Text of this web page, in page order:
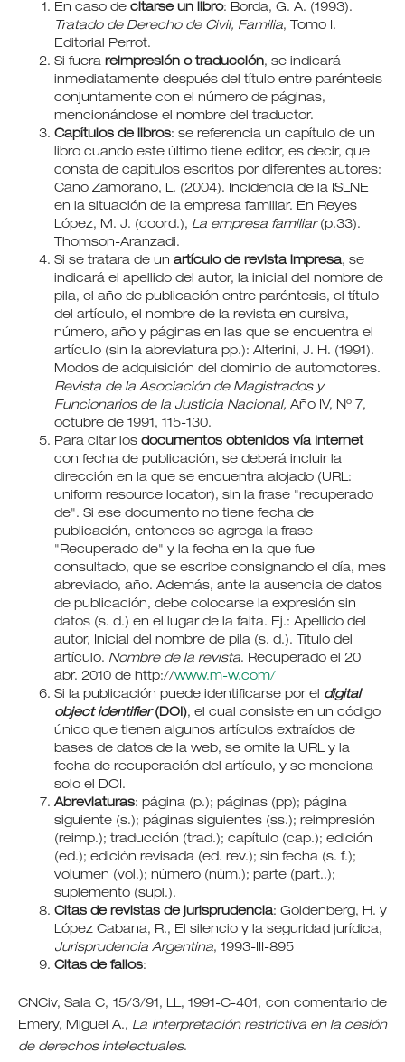
En caso de citarse un libro: Borda, G. A. (1993).
Tratado de Derecho de Civil, Familia, Tomo I.
Editorial Perrot.
Si fuera reimpresión o traducción, se indicará
inmediatamente después del título entre paréntesis
conjuntamente con el número de páginas,
mencionándose el nombre del traductor.
Capítulos de libros: se referencia un capítulo de un
libro cuando este último tiene editor, es decir, que
consta de capítulos escritos por diferentes autores:
Cano Zamorano, L. (2004). Incidencia de la ISLNE
en la situación de la empresa familiar. En Reyes
López, M. J. (coord.), La empresa familiar (p.33).
Thomson-Aranzadi.
Si se tratara de un artículo de revista impresa, se
indicará el apellido del autor, la inicial del nombre de
pila, el año de publicación entre paréntesis, el título
del artículo, el nombre de la revista en cursiva,
número, año y páginas en las que se encuentra el
artículo (sin la abreviatura pp.): Alterini, J. H. (1991).
Modos de adquisición del dominio de automotores.
Revista de la Asociación de Magistrados y
Funcionarios de la Justicia Nacional, Año IV, Nº 7,
octubre de 1991, 115-130.
Para citar los documentos obtenidos vía Internet
con fecha de publicación, se deberá incluir la
dirección en la que se encuentra alojado (URL:
uniform resource locator), sin la frase "recuperado
de". Si ese documento no tiene fecha de
publicación, entonces se agrega la frase
"Recuperado de" y la fecha en la que fue
consultado, que se escribe consignando el día, mes
abreviado, año. Además, ante la ausencia de datos
de publicación, debe colocarse la expresión sin
datos (s. d.) en el lugar de la falta. Ej.: Apellido del
autor, Inicial del nombre de pila (s. d.). Título del
artículo. Nombre de la revista. Recuperado el 20
abr. 2010 de http://www.m-w.com/
Si la publicación puede identificarse por el digital
object identifier(DOI), el cual consiste en un código
único que tienen algunos artículos extraídos de
bases de datos de la web, se omite la URL y la
fecha de recuperación del artículo, y se menciona
solo el DOI.
Abreviaturas: página (p.); páginas (pp); página
siguiente (s.); páginas siguientes (ss.); reimpresión
(reimp.); traducción (trad.); capítulo (cap.); edición
(ed.); edición revisada (ed. rev.); sin fecha (s. f.);
volumen (vol.); número (núm.); parte (part..);
suplemento (supl.).
Citas de revistas de jurisprudencia: Goldenberg, H. y
López Cabana, R., El silencio y la seguridad jurídica,
Jurisprudencia Argentina, 1993-III-895
Citas de fallos:
CNCiv, Sala C, 15/3/91, LL, 1991-C-401, con comentario de
Emery, Miguel A., La interpretación restrictiva en la cesión
de derechos intelectuales.